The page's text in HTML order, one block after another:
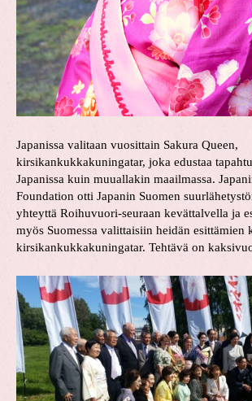
Japanissa valitaan vuosittain Sakura Queen,
kirsikankukkakuningatar, joka edustaa
Japanissa kuin muuallakin maailmassa.
Foundation otti Japanin Suomen
yhteyttä Roihuvuori-seuraan kevättalvella ja
myös Suomessa valittaisiin heidän esittämien
kirsikankukkakuningatar. Tehtävä on